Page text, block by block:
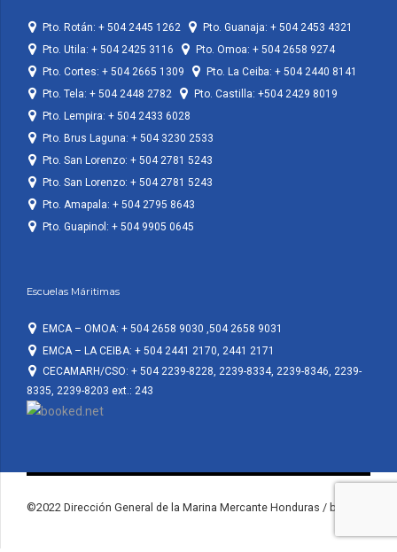
Pto. Rotán: + 504 2445 1262
Pto. Guanaja: + 504 2453 4321
Pto. Utila: + 504 2425 3116
Pto. Omoa: + 504 2658 9274
Pto. Cortes: + 504 2665 1309
Pto. La Ceiba: + 504 2440 8141
Pto. Tela: + 504 2448 2782
Pto. Castilla: +504 2429 8019
Pto. Lempira: + 504 2433 6028
Pto. Brus Laguna: + 504 3230 2533
Pto. San Lorenzo: + 504 2781 5243
Pto. San Lorenzo: + 504 2781 5243
Pto. Amapala: + 504 2795 8643
Pto. Guapinol: + 504 9905 0645
Escuelas Máritimas
EMCA – OMOA: + 504 2658 9030 ,504 2658 9031
EMCA – LA CEIBA: + 504 2441 2170, 2441 2171
CECAMARH/CSO: + 504 2239-8228, 2239-8334, 2239-8346, 2239-
8335, 2239-8203 ext.: 243
©2022 Dirección General de la Marina Mercante Honduras / by KF